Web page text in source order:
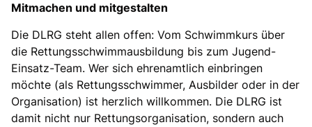
Mitmachen und mitgestalten
Die DLRG steht allen offen: Vom Schwimmkurs über
die Rettungsschwimmausbildung bis zum Jugend-
Einsatz-Team. Wer sich ehrenamtlich einbringen
möchte (als Rettungsschwimmer, Ausbilder oder in der
Organisation) ist herzlich willkommen. Die DLRG ist
damit nicht nur Rettungsorganisation, sondern auch